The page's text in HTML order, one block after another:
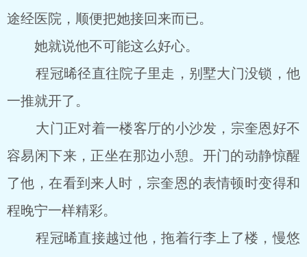
途经医院，顺便把她接回来而已。
她就说他不可能这么好心。
程冠晞径直往院子里走，别墅大门没锁，他
一推就开了。
大门正对着一楼客厅的小沙发，宗奎恩好不
容易闲下来，正坐在那边小憩。开门的动静惊醒
了他，在看到来人时，宗奎恩的表情顿时变得和
程晚宁一样精彩。
程冠晞直接越过他，拖着行李上了楼，慢悠